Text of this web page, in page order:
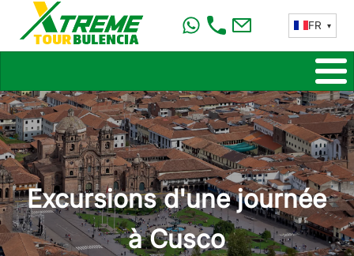
contenu
FR
Excursions d'une journée
à Cusco